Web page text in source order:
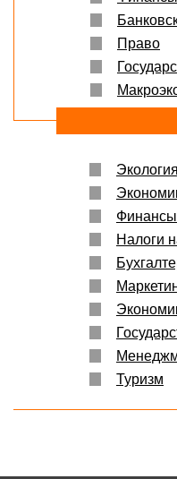
Право
Экология
Финансы
Налоги
Туризм